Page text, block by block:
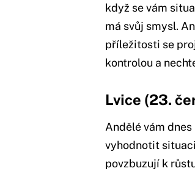
když se vám
má svůj smysl.
příležitosti se
kontrolou a
Lvice (23.
Andělé vám
vyhodnotit
povzbuzují k